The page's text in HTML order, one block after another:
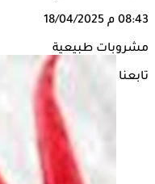
08:43 م 18/04/2025
مشروبات طبيعية
تابعنا على